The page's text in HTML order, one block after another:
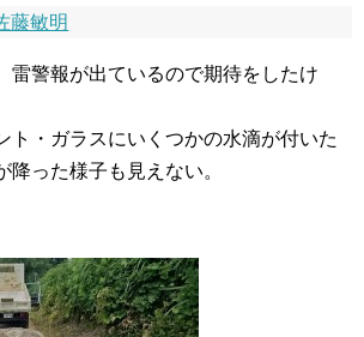
藤敏明
雷警報が出ているので期待をしたけ
ト・ガラスにいくつかの水滴が付いた
降った様子も見えない。